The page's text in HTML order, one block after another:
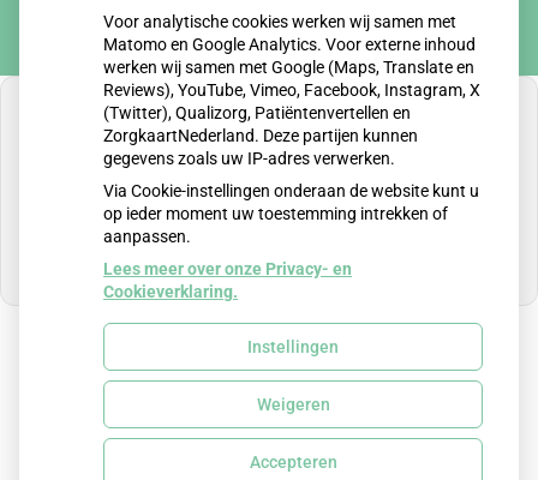
U heeft geen toestemming gegeven voor
externe inhoud die nodig is om dit te zien.
Cookie-instellingen wijzigen
Uw Zorg Online
Cookie-instellingen
Voor analytische cookies werken wij samen met
Matomo en Google Analytics. Voor externe inhoud
werken wij samen met Google (Maps, Translate en
Reviews), YouTube, Vimeo, Facebook, Instagram, X
(Twitter), Qualizorg, Patiëntenvertellen en
ZorgkaartNederland. Deze partijen kunnen
gegevens zoals uw IP-adres verwerken.
Via Cookie-instellingen onderaan de website kunt u
op ieder moment uw toestemming intrekken of
aanpassen.
Lees meer over onze Privacy- en
Cookieverklaring.
Instellingen
Weigeren
Accepteren